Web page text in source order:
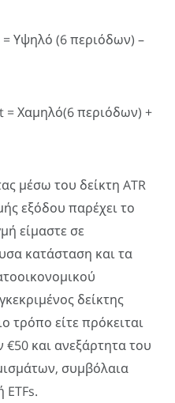
Υψηλό (6 περιόδων) –
= Χαμηλό(6 περιόδων) +
μέσω του δείκτη ATR
εξόδου παρέχει το
είμαστε σε
κατάσταση και τα
δείκτης
τρόπο είτε πρόκειται
€50 και ανεξάρτητα του
συμβόλαια